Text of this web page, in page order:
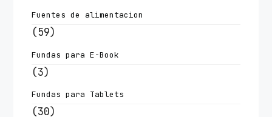
Fuentes de alimentacion
(59)
Fundas para E-Book
(3)
Fundas para Tablets
(30)